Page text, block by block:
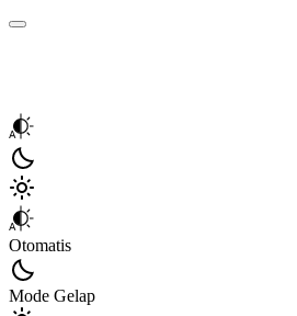
Kata Sumbar
Berita Sumbar Hari Ini
Otomatis
Mode Gelap